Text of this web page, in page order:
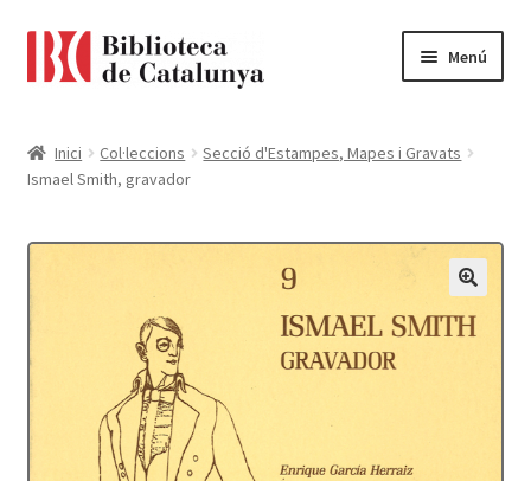
Menú
Accessibilitat
Cistella
Finalitzar compra
Novetats
Inici Col·leccions
Secció d'Estampes, Mapes i Gravats
Ismael Smith, gravador